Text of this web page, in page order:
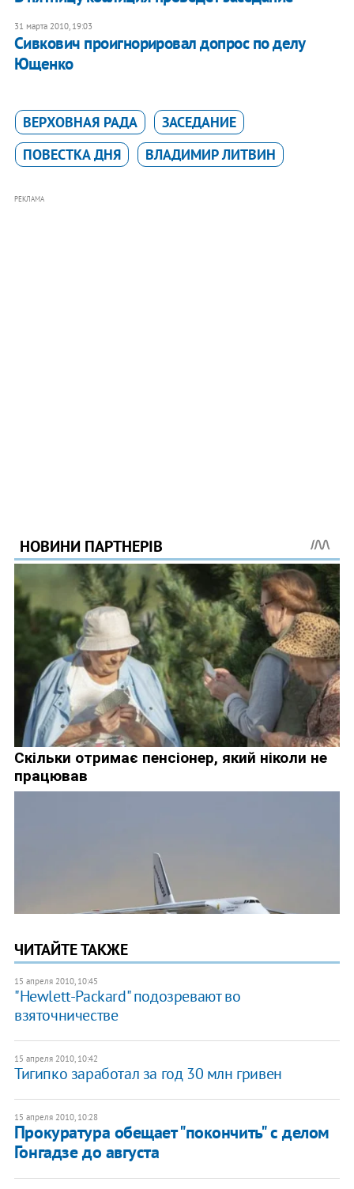
31 марта 2010, 19:03
Сивкович проигнорировал допрос по делу
Ющенко
ВЕРХОВНАЯ РАДА
ЗАСЕДАНИЕ
ПОВЕСТКА ДНЯ
ВЛАДИМИР ЛИТВИН
РЕКЛАМА
ЧИТАЙТЕ ТАКЖЕ
15 апреля 2010, 10:45
"Hewlett-Packard" подозревают во
взяточничестве
15 апреля 2010, 10:42
Тигипко заработал за год 30 млн гривен
15 апреля 2010, 10:28
Прокуратура обещает "покончить" с делом
Гонгадзе до августа